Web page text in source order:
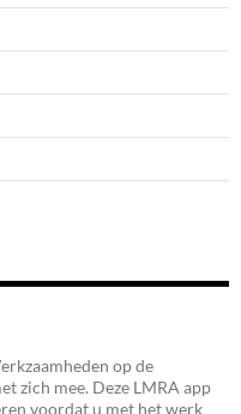
op de
zich mee. Deze LMRA app
voordat u met het werk